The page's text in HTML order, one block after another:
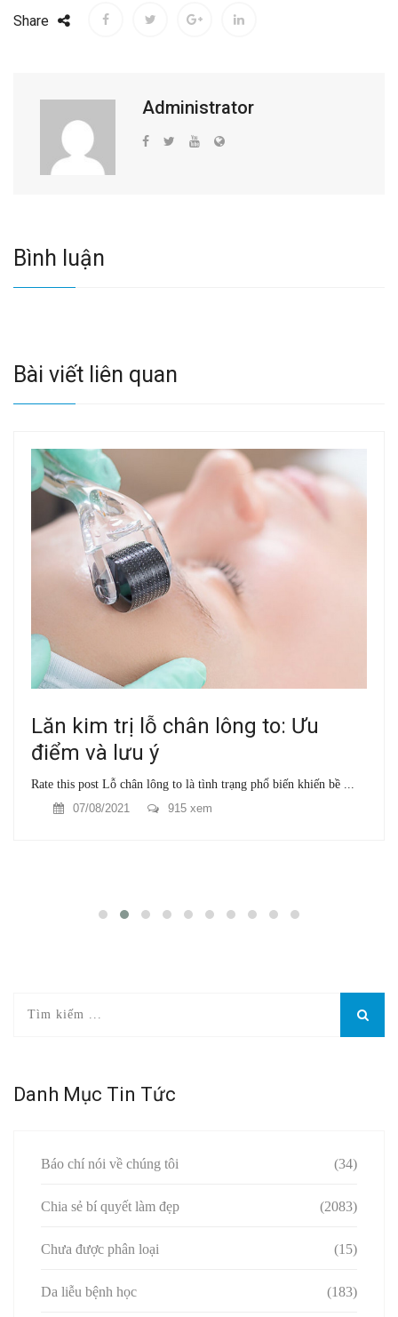
Share
Administrator
Bình luận
Bài viết liên quan
Lăn kim trị lỗ chân lông to: Ưu
điểm và lưu ý
Rate this post Lỗ chân lông to là tình trạng phổ biến khiến bề ...
07/08/2021
915 xem
Danh Mục Tin Tức
Báo chí nói về chúng tôi (34)
Chia sẻ bí quyết làm đẹp (2083)
Chưa được phân loại (15)
Da liễu bệnh học (183)